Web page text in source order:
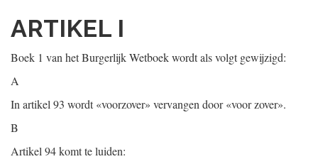
ARTIKEL I
Boek 1 van het Burgerlijk Wetboek wordt als volgt gewijzigd:
A
In artikel 93 wordt «voorzover» vervangen door «voor zover».
B
Artikel 94 komt te luiden: